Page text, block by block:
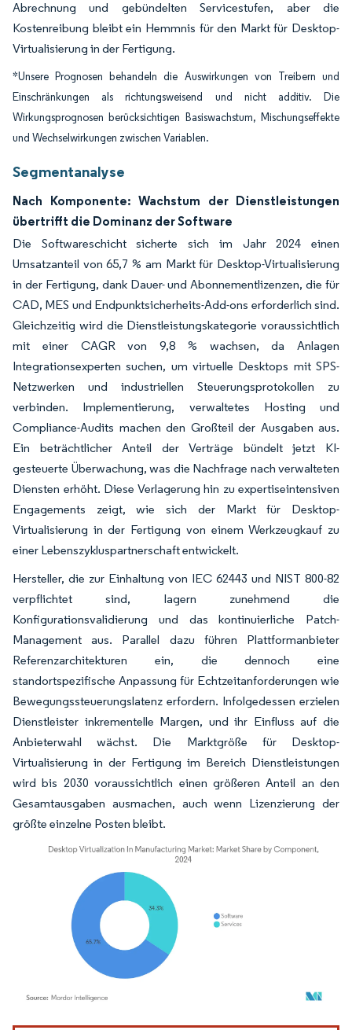
Abrechnung und gebündelten Servicestufen, aber die
Kostenreibung bleibt ein Hemmnis für den Markt für Desktop-
Virtualisierung in der Fertigung.
*Unsere Prognosen behandeln die Auswirkungen von Treibern und
Einschränkungen als richtungsweisend und nicht additiv. Die
Wirkungsprognosen berücksichtigen Basiswachstum, Mischungseffekte
und Wechselwirkungen zwischen Variablen.
Segmentanalyse
Nach Komponente: Wachstum der Dienstleistungen
übertrifft die Dominanz der Software
Die Softwareschicht sicherte sich im Jahr 2024 einen
Umsatzanteil von 65,7 % am Markt für Desktop-Virtualisierung
in der Fertigung, dank Dauer- und Abonnementlizenzen, die für
CAD, MES und Endpunktsicherheits-Add-ons erforderlich sind.
Gleichzeitig wird die Dienstleistungskategorie voraussichtlich
mit einer CAGR von 9,8 % wachsen, da Anlagen
Integrationsexperten suchen, um virtuelle Desktops mit SPS-
Netzwerken und industriellen Steuerungsprotokollen zu
verbinden. Implementierung, verwaltetes Hosting und
Compliance-Audits machen den Großteil der Ausgaben aus.
Ein beträchtlicher Anteil der Verträge bündelt jetzt KI-
gesteuerte Überwachung, was die Nachfrage nach verwalteten
Diensten erhöht. Diese Verlagerung hin zu expertiseintensiven
Engagements zeigt, wie sich der Markt für Desktop-
Virtualisierung in der Fertigung von einem Werkzeugkauf zu
einer Lebenszykluspartnerschaft entwickelt.
Hersteller, die zur Einhaltung von IEC 62443 und NIST 800-82
verpflichtet sind, lagern zunehmend die
Konfigurationsvalidierung und das kontinuierliche Patch-
Management aus. Parallel dazu führen Plattformanbieter
Referenzarchitekturen ein, die dennoch eine
standortspezifische Anpassung für Echtzeitanforderungen wie
Bewegungssteuerungslatenz erfordern. Infolgedessen erzielen
Dienstleister inkrementelle Margen, und ihr Einfluss auf die
Anbieterwahl wächst. Die Marktgröße für Desktop-
Virtualisierung in der Fertigung im Bereich Dienstleistungen
wird bis 2030 voraussichtlich einen größeren Anteil an den
Gesamtausgaben ausmachen, auch wenn Lizenzierung der
größte einzelne Posten bleibt.
Bild © Mordor Intelligence. Wiederverwendung erfordert Namensnennung gemäß